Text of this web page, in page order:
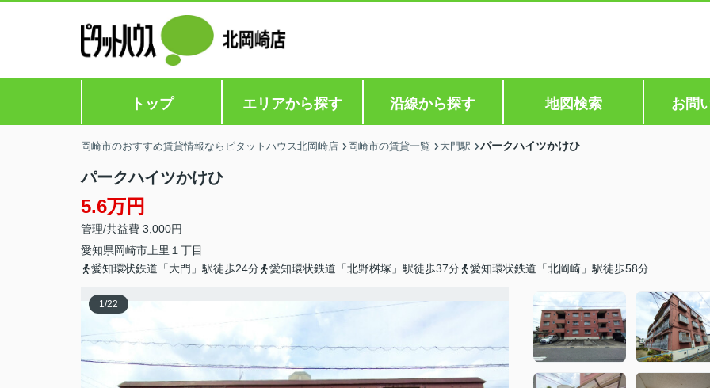
トップ エリアから探す 沿線から探す 地図検索 お問
岡崎市のおすすめ賃貸情報ならピタットハウス北岡崎店 岡崎市の賃貸一覧 大門駅 パークハイツかけひ
パークハイツかけひ
5.6万円
管理/共益費 3,000円
愛知県岡崎市 上里 １丁目
愛知環状鉄道「大門」駅徒歩24分
愛知環状鉄道「北野桝塚」駅徒歩37分 愛知環状鉄道「北岡崎」駅徒歩58分
1/22